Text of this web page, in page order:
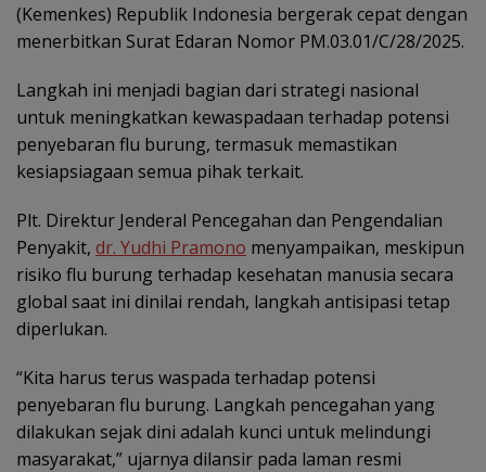
(Kemenkes) Republik Indonesia bergerak cepat dengan
menerbitkan Surat Edaran Nomor PM.03.01/C/28/2025.
Langkah ini menjadi bagian dari strategi nasional
untuk meningkatkan kewaspadaan terhadap potensi
penyebaran flu burung, termasuk memastikan
kesiapsiagaan semua pihak terkait.
Plt. Direktur Jenderal Pencegahan dan Pengendalian
Penyakit, dr. Yudhi Pramono menyampaikan, meskipun
risiko flu burung terhadap kesehatan manusia secara
global saat ini dinilai rendah, langkah antisipasi tetap
diperlukan.
“Kita harus terus waspada terhadap potensi
penyebaran flu burung. Langkah pencegahan yang
dilakukan sejak dini adalah kunci untuk melindungi
masyarakat,” ujarnya dilansir pada laman resmi